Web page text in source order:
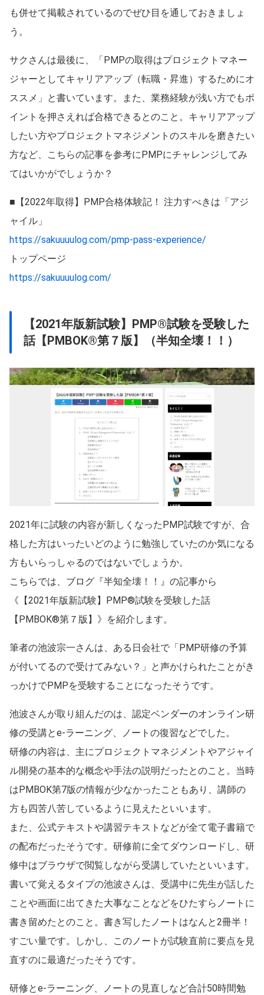
も併せて掲載されているのでぜひ目を通しておきましょ
う。
サクさんは最後に、「PMPの取得はプロジェクトマネー
ジャーとしてキャリアアップ（転職・昇進）するためにオ
ススメ」と書いています。また、業務経験が浅い方でもポ
イントを押さえれば合格できるとのこと。キャリアアップ
したい方やプロジェクトマネジメントのスキルを磨きたい
方など、こちらの記事を参考にPMPにチャレンジしてみ
てはいかがでしょうか？
■【2022年取得】PMP合格体験記！ 注力すべきは「アジ
ャイル」
https://sakuuuulog.com/pmp-pass-experience/
トップページ
https://sakuuuulog.com/
【2021年版新試験】PMP®試験を受験した
話【PMBOK®第７版】（半知全壊！！）
2021年に試験の内容が新しくなったPMP試験ですが、合
格した方はいったいどのように勉強していたのか気になる
方もいらっしゃるのではないでしょうか。
こちらでは、ブログ『半知全壊！！』の記事から
《【2021年版新試験】PMP®試験を受験した話
【PMBOK®第７版】》を紹介します。
筆者の池波宗一さんは、ある日会社で「PMP研修の予算
が付いてるので受けてみない？」と声かけられたことがき
っかけでPMPを受験することになったそうです。
池波さんが取り組んだのは、認定ベンダーのオンライン研
修の受講とe-ラーニング、ノートの復習などでした。
研修の内容は、主にプロジェクトマネジメントやアジャイ
ル開発の基本的な概念や手法の説明だったとのこと。当時
はPMBOK第7版の情報が少なかったこともあり、講師の
方も四苦八苦しているように見えたといいます。
また、公式テキストや講習テキストなどが全て電子書籍で
の配布だったそうです。研修前に全てダウンロードし、研
修中はブラウザで閲覧しながら受講していたといいます。
書いて覚えるタイプの池波さんは、受講中に先生が話した
ことや画面に出てきた大事なことなどをひたすらノートに
書き留めたとのこと。書き写したノートはなんと2冊半！
すごい量です。しかし、このノートが試験直前に要点を見
直すのに最適だったそうです。
研修とe-ラーニング、ノートの見直しなど合計50時間勉